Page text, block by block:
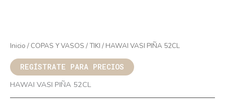
Inicio / COPAS Y VASOS /TIKI / HAWAI VASI PIÑA 52CL
REGÍSTRATE PARA PRECIOS
HAWAI VASI PIÑA 52CL